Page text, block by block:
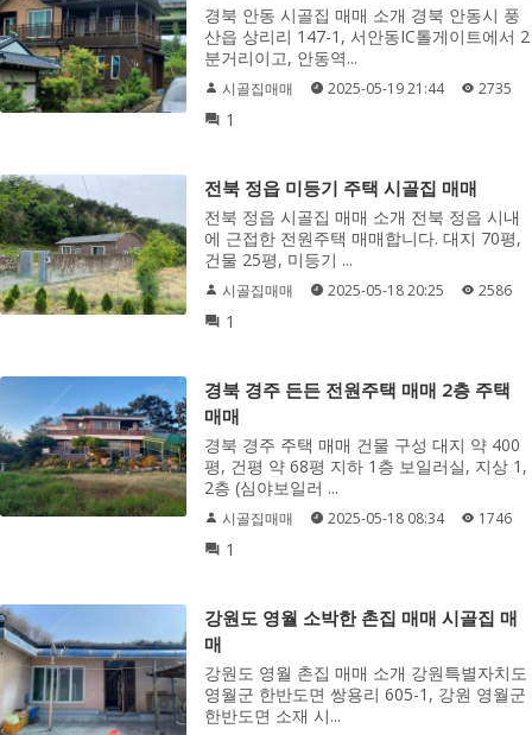
경북 안동 시골집 매매 소개 경북 안동시 풍
산읍 상리리 147-1, 서안동IC톨게이트에서 2
분거리이고, 안동역...
시골집매매 2025-05-19 21:44 2735
1
전북 정읍 미등기 주택 시골집 매매
전북 정읍 시골집 매매 소개 전북 정읍 시내
에 근접한 전원주택 매매합니다. 대지 70평,
건물 25평, 미등기 ...
시골집매매 2025-05-18 20:25 2586
1
경북 경주 든든 전원주택 매매 2층 주택
매매
경북 경주 주택 매매 건물 구성 대지 약 400
평, 건평 약 68평 지하 1층 보일러실, 지상 1,
2층 (심야보일러 ...
시골집매매 2025-05-18 08:34 1746
1
강원도 영월 소박한 촌집 매매 시골집 매
매
강원도 영월 촌집 매매 소개 강원특별자치도
영월군 한반도면 쌍용리 605-1, 강원 영월군
한반도면 소재 시...